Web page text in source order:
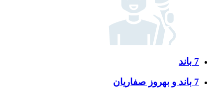
7 باند
7 باند و بهروز صفاریان